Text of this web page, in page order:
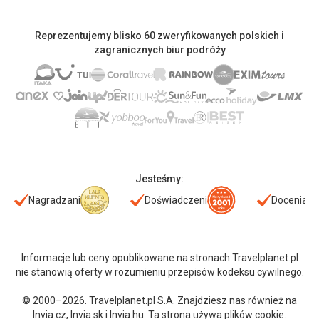
Reprezentujemy blisko 60 zweryfikowanych polskich i
zagranicznych biur podróży
Jesteśmy:
Nagradzani
Doświadczeni Doceniani
Informacje lub ceny opublikowane na stronach Travelplanet.pl
nie stanowią oferty w rozumieniu przepisów kodeksu cywilnego.
© 2000–2026. Travelplanet.pl S.A. Znajdziesz nas również na
Invia.cz, Invia.ski Invia.hu . Ta strona używa plików cookie.